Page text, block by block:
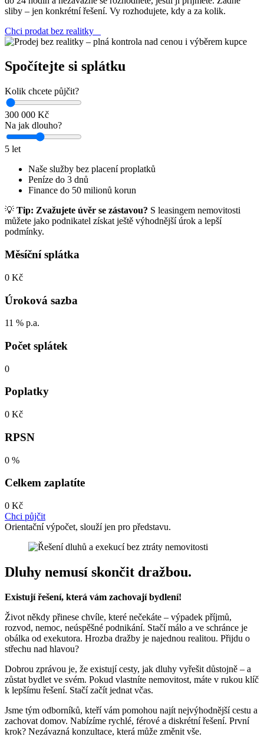
sliby – jen konkrétní řešení. Vy rozhodujete, kdy a za kolik.
Chci prodat bez realitky
Spočítejte si splátku
Kolik chcete půjčit?
300 000 Kč
Na jak dlouho?
5 let
Naše služby bez placení proplatků
Peníze do 3 dnů
Finance do 50 milionů korun
💡 Tip: Zvažujete úvěr se zástavou? S leasingem nemovitosti
můžete jako podnikatel získat ještě výhodnější úrok a lepší
podmínky.
Měsíční splátka
0 Kč
Úroková sazba
11 % p.a.
Počet splátek
0
Poplatky
0 Kč
RPSN
0 %
Celkem zaplatíte
0 Kč
Chci půjčit
Orientační výpočet, slouží jen pro představu.
Dluhy nemusí skončit dražbou.
Existují řešení, která vám zachovají bydlení!
Život někdy přinese chvíle, které nečekáte – výpadek příjmů,
rozvod, nemoc, neúspěšné podnikání. Stačí málo a ve schránce je
obálka od exekutora. Hrozba dražby je najednou realitou. Přijdu o
střechu nad hlavou?
Dobrou zprávou je, že existují cesty, jak dluhy vyřešit důstojně – a
zůstat bydlet ve svém. Pokud vlastníte nemovitost, máte v rukou klíč
k lepšímu řešení. Stačí začít jednat včas.
Jsme tým odborníků, kteří vám pomohou najít nejvýhodnější cestu a
zachovat domov. Nabízíme rychlé, férové a diskrétní řešení. První
krok? Nezávazná konzultace, která může změnit vše.